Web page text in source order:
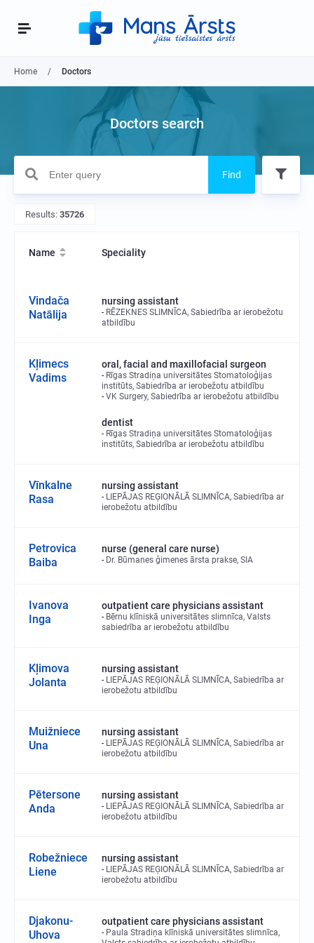
Home Doctors
Doctors search
Find
Results: 35726
Name Speciality
Vindača
Natālija
nursing assistant
RĒZEKNES SLIMNĪCA, Sabiedrība ar ierobežotu
atbildību
Kļimecs
Vadims
oral, facial and maxillofacial surgeon
Rīgas Stradiņa universitātes Stomatoloģijas
institūts, Sabiedrība ar ierobežotu atbildību
VK Surgery, Sabiedrība ar ierobežotu atbildību
dentist
Rīgas Stradiņa universitātes Stomatoloģijas
institūts, Sabiedrība ar ierobežotu atbildību
Vīnkalne
Rasa
nursing assistant
LIEPĀJAS REĢIONĀLĀ SLIMNĪCA, Sabiedrība ar
ierobežotu atbildību
Petrovica
Baiba
nurse (general care nurse)
Dr. Būmanes ģimenes ārsta prakse, SIA
Ivanova
Inga
outpatient care physicians assistant
Bērnu klīniskā universitātes slimnīca, Valsts
sabiedrība ar ierobežotu atbildību
Kļimova
Jolanta
nursing assistant
LIEPĀJAS REĢIONĀLĀ SLIMNĪCA, Sabiedrība ar
ierobežotu atbildību
Muižniece
Una
nursing assistant
LIEPĀJAS REĢIONĀLĀ SLIMNĪCA, Sabiedrība ar
ierobežotu atbildību
Pētersone
Anda
nursing assistant
LIEPĀJAS REĢIONĀLĀ SLIMNĪCA, Sabiedrība ar
ierobežotu atbildību
Robežniece
Liene
nursing assistant
LIEPĀJAS REĢIONĀLĀ SLIMNĪCA, Sabiedrība ar
ierobežotu atbildību
Djakonu-
Uhova
outpatient care physicians assistant
Paula Stradiņa klīniskā universitātes slimnīca,